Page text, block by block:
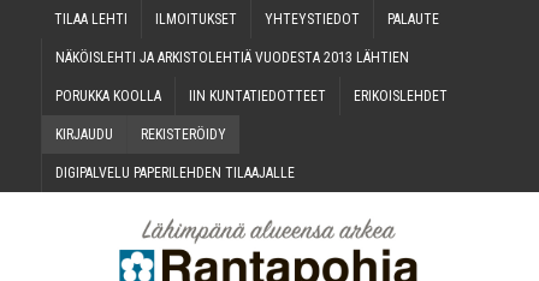
TILAA LEH­TI ILMOI­TUK­SET YHTEYS­TIE­DOT PALAU­TE
NÄKÖIS­LEH­TI JA ARKIS­TO­LEH­TIÄ VUO­DES­TA 2013 LÄHTIEN
PORUK­KA KOOLLA IIN KUN­TA­TIE­DOT­TEET ERI­KOIS­LEH­DET
KIR­JAU­DU REKIS­TE­RÖI­DY
DIGI­PAL­VE­LU PAPE­RI­LEH­DEN TILAAJALLE